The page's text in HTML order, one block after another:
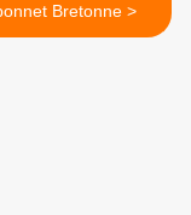
Sunbonnet Bretonne >